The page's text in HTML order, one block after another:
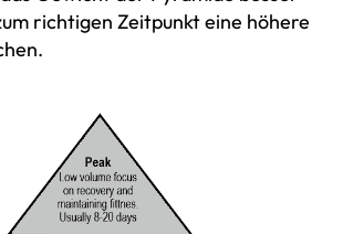
richtigen Zeitpunkt eine höhere